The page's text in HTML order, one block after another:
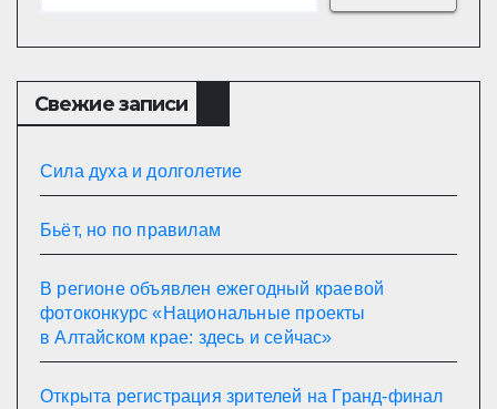
Свежие записи
Сила духа и долголетие
Бьёт, но по правилам
В регионе объявлен ежегодный краевой
фотоконкурс «Национальные проекты
в Алтайском крае: здесь и сейчас»
Открыта регистрация зрителей на Гранд-финал